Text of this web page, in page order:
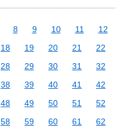
8 9 10 11
12
18 19 20 21
22
28 29 30 31
32
38 39 40 41
42
48 49 50 51
52
58 59 60 61
62